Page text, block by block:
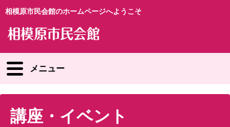
相模原市民会館のホームページへようこそ
メニュー
講座・イベント